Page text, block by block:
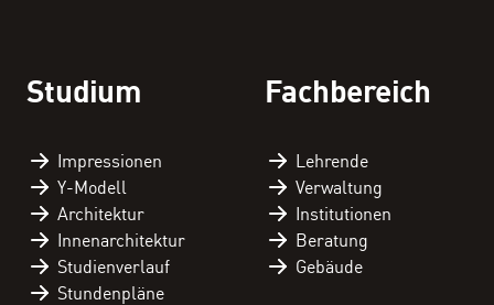
Studium
Impressionen
Y-Modell
Architektur
Innenarchitektur
Studienverlauf
Stundenpläne
Fachbereich
Lehrende
Verwaltung
Institutionen
Beratung
Gebäude